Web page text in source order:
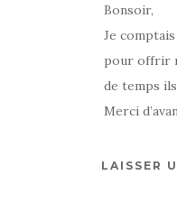
Bonsoir,
Je
pour offrir
de temps
Merci
LAISSER